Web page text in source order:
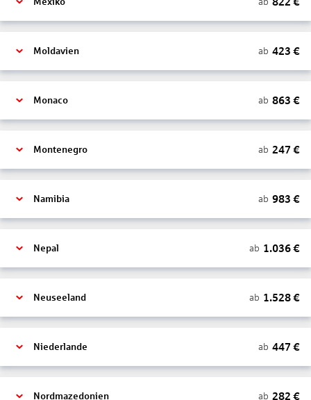
Moldavien ab 423 €
Monaco ab 863 €
Montenegro ab 247 €
Namibia ab 983 €
Nepal ab 1.036€
Neuseeland ab 1.528€
Niederlande ab 447 €
Nordmazedonien ab 282 €